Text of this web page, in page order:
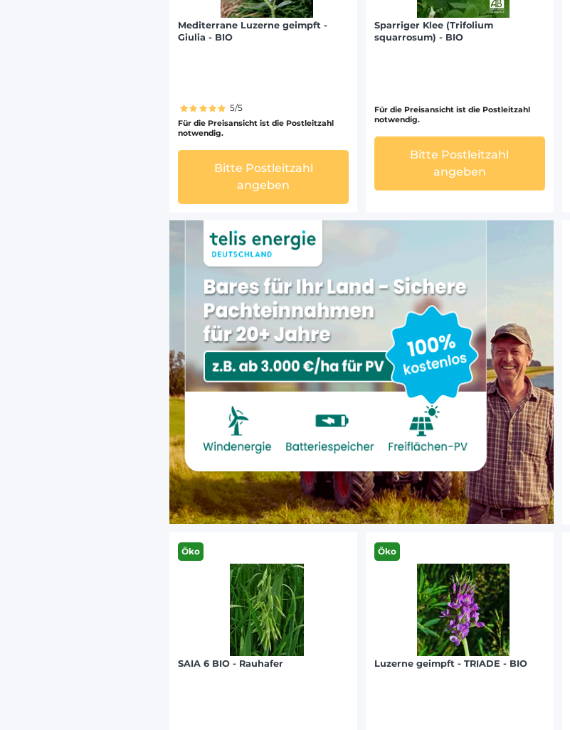
Mediterrane Luzerne geimpft -
Giulia - BIO
5/5
Für die Preisansicht ist die Postleitzahl
notwendig.
Bitte Postleitzahl
angeben
Sparriger Klee (Trifolium
squarrosum) - BIO
Für die Preisansicht ist die Postleitzahl
notwendig.
Bitte Postleitzahl
angeben
Öko
SAIA 6 BIO - Rauhafer
Öko
Luzerne geimpft - TRIADE - BIO